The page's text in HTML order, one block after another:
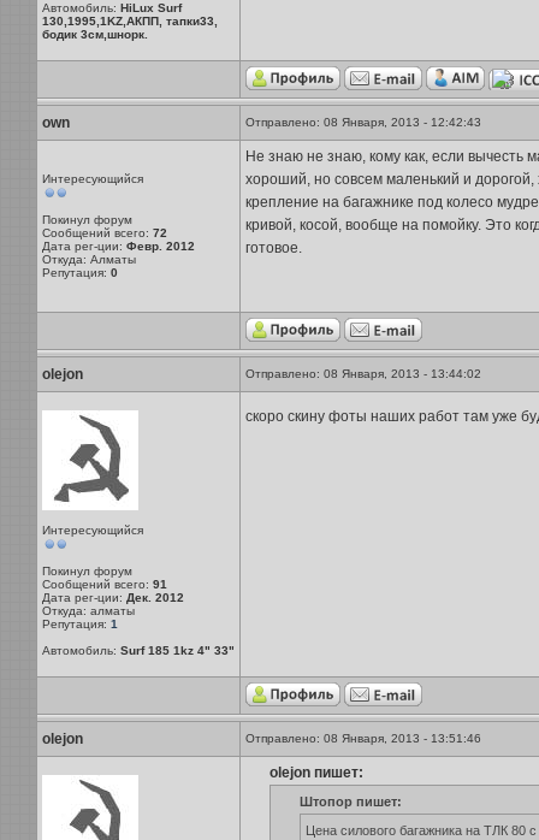
Автомобиль: HiLux Surf
130,1995,1KZ,АКПП, тапки33,
бодик 3см,шнорк.
own Отправлено: 08 Января, 2013 - 12:42:43
Интересующийся
Покинул форум
Сообщений всего: 72
Дата рег-ции: Февр. 2012
Откуда: Алматы
Репутация: 0
Не знаю не знаю, кому как, если вычесть
хороший, но совсем маленький и дорогой,
крепление на багажнике под колесо
кривой, косой, вообще на помойку. Это
готовое.
olejon Отправлено: 08 Января, 2013 - 13:44:02
Интересующийся
Покинул форум
Сообщений всего: 91
Дата рег-ции: Дек. 2012
Откуда: алматы
Репутация: 1
Автомобиль: Surf 185 1kz 4" 33"
скоро скину фоты наших работ там уже
olejon Отправлено: 08 Января, 2013 - 13:51:46
olejon пишет:
Штопор пишет:
Цена силового багажника на ТЛК 80